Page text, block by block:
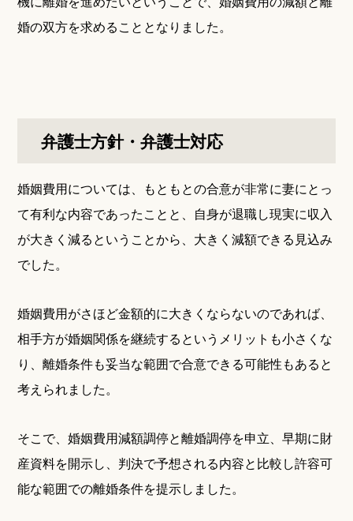
婚の双方を求めることとなりました。
弁護士方針・弁護士対応
婚姻費用については、もともとの合意が非常に妻にとっ
て有利な内容であったことと、自身が退職し現実に収入
が大きく減るということから、大きく減額できる見込み
でした。
婚姻費用がさほど金額的に大きくならないのであれば、
相手方が婚姻関係を継続するというメリットも小さくな
り、離婚条件も妥当な範囲で合意できる可能性もあると
考えられました。
そこで、婚姻費用減額調停と離婚調停を申立、早期に財
産資料を開示し、判決で予想される内容と比較し許容可
能な範囲での離婚条件を提示しました。